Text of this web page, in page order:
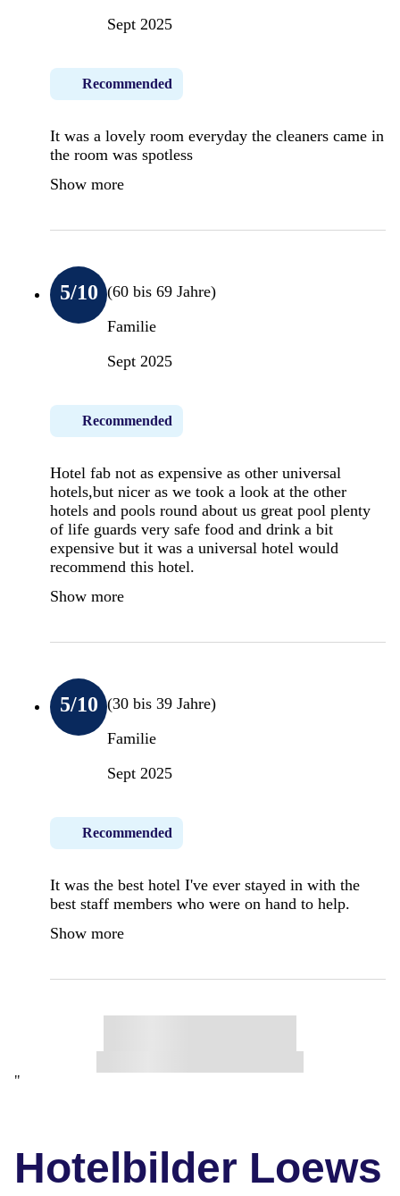
Sept 2025
Recommended
It was a lovely room everyday the cleaners came in
the room was spotless
Show more
5/10 (60 bis 69 Jahre)
Familie
Sept 2025
Recommended
Hotel fab not as expensive as other universal
hotels,but nicer as we took a look at the other
hotels and pools round about us great pool plenty
of life guards very safe food and drink a bit
expensive but it was a universal hotel would
recommend this hotel.
Show more
5/10 (30 bis 39 Jahre)
Familie
Sept 2025
Recommended
It was the best hotel I've ever stayed in with the
best staff members who were on hand to help.
Show more
"
Hotelbilder Loews